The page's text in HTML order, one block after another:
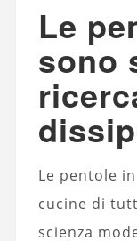
Le
sono
Le pentole
cucine di
scienza